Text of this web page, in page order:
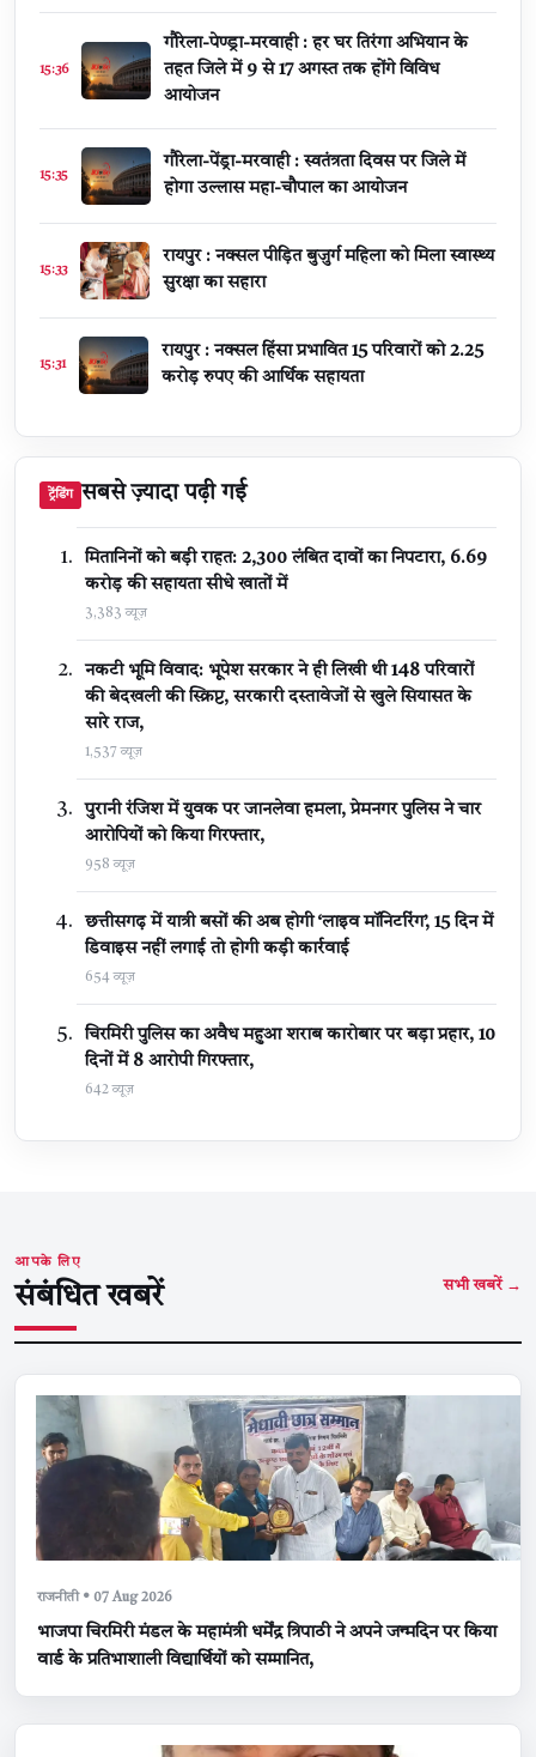
15:36
गौरेला-पेण्ड्रा-मरवाही : हर घर तिरंगा अभियान के
तहत जिले में 9 से 17 अगस्त तक होंगे विविध
आयोजन
15:35
गौरेला-पेंड्रा-मरवाही : स्वतंत्रता दिवस पर जिले में
होगा उल्लास महा-चौपाल का आयोजन
15:33
रायपुर : नक्सल पीड़ित बुजुर्ग महिला को मिला स्वास्थ्य
सुरक्षा का सहारा
15:31
रायपुर : नक्सल हिंसा प्रभावित 15 परिवारों को 2.25
करोड़ रुपए की आर्थिक सहायता
ट्रेंडिंग सबसे ज़्यादा पढ़ी गई
मितानिनों को बड़ी राहत: 2,300 लंबित दावों का निपटारा, ₹6.69
करोड़ की सहायता सीधे खातों में
3,383 व्यूज़
नकटी भूमि विवाद: भूपेश सरकार ने ही लिखी थी 148 परिवारों
की बेदखली की स्क्रिप्ट, सरकारी दस्तावेजों से खुले सियासत के
सारे राज,
1,537 व्यूज़
पुरानी रंजिश में युवक पर जानलेवा हमला, प्रेमनगर पुलिस ने चार
आरोपियों को किया गिरफ्तार,
958 व्यूज़
छत्तीसगढ़ में यात्री बसों की अब होगी ‘लाइव मॉनिटरिंग’, 15 दिन में
डिवाइस नहीं लगाई तो होगी कड़ी कार्रवाई
654 व्यूज़
चिरमिरी पुलिस का अवैध महुआ शराब कारोबार पर बड़ा प्रहार, 10
दिनों में 8 आरोपी गिरफ्तार,
642 व्यूज़
आपके लिए
संबंधित खबरें सभी खबरें →
राजनीती • 07 Aug 2026
भाजपा चिरमिरी मंडल के महामंत्री धर्मेंद्र त्रिपाठी ने अपने जन्मदिन पर किया
वार्ड के प्रतिभाशाली विद्यार्थियों को सम्मानित,